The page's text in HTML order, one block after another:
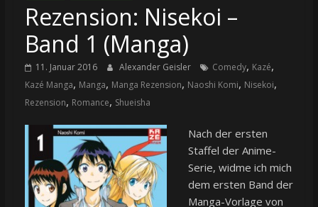
Rezension: Nisekoi –
Band 1 (Manga)
11. Januar 2016 Alexander Geisler Comedy, Kazé,
Kazé Manga, Manga, Manga Rezension, Naoshi Komi, Nisekoi,
Rezension, Romance, Shueisha
Nach der ersten
Staffel der Anime-
Serie, widme ich mich
dem ersten Band der
Manga-Vorlage von